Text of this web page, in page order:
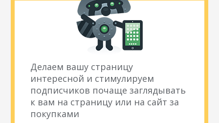
Делаем вашу страницу
интересной и стимулируем
подписчиков почаще заглядывать
к вам на страницу или на сайт за
покупками